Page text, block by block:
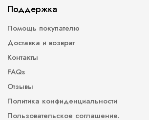
Поддержка
Помощь покупателю
Доставка и возврат
Контакты
FAQs
Отзывы
Политика конфиденциальности
Пользовательское соглашение.